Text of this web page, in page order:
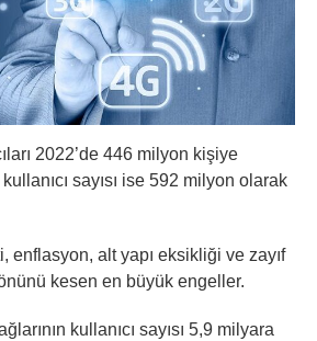
2022’de 446 milyon kişiye
sayısı ise 592 milyon olarak
enflasyon, alt yapı eksikliği ve zayıf
kesen en büyük engeller.
kullanıcı sayısı 5,9 milyara